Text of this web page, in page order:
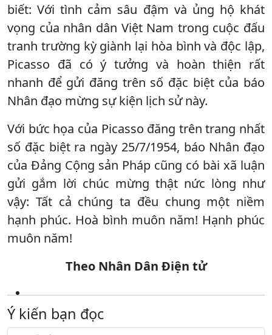
biết: Với tình cảm sâu đậm và ủng hộ khát
vọng của nhân dân Việt Nam trong cuộc đấu
tranh trường kỳ giành lại hòa bình và độc lập,
Picasso đã có ý tưởng và hoàn thiện rất
nhanh để gửi đăng trên số đặc biệt của báo
Nhân đạo mừng sự kiện lịch sử này.
Với bức họa của Picasso đăng trên trang nhất
số đặc biệt ra ngày 25/7/1954, báo Nhân đạo
của Đảng Cộng sản Pháp cũng có bài xã luận
gửi gắm lời chúc mừng thật nức lòng như
vậy: Tất cả chúng ta đều chung một niềm
hạnh phúc. Hoà bình muôn năm! Hạnh phúc
muôn năm!
Theo Nhân Dân Điện tử
Ý kiến bạn đọc